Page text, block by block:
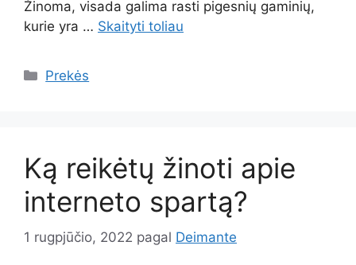
Žinoma, visada galima rasti pigesnių gaminių,
kurie yra … Skaityti toliau
Kategorijos
Prekės
Ką reikėtų žinoti apie
interneto spartą?
1 rugpjūčio, 2022 pagal Deimante